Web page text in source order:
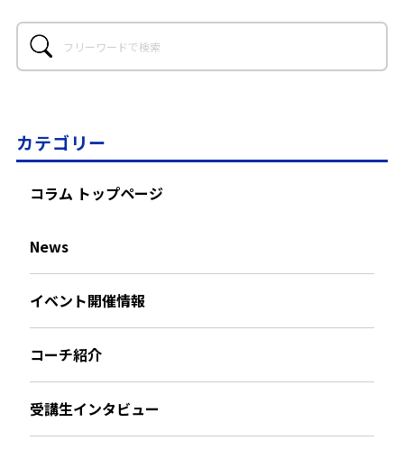
カテゴリー
コラム トップページ
News
イベント開催情報
コーチ紹介
受講生インタビュー